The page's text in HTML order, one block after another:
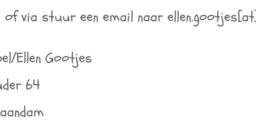
of via stuur een email naar
Ellen Gootjes
64